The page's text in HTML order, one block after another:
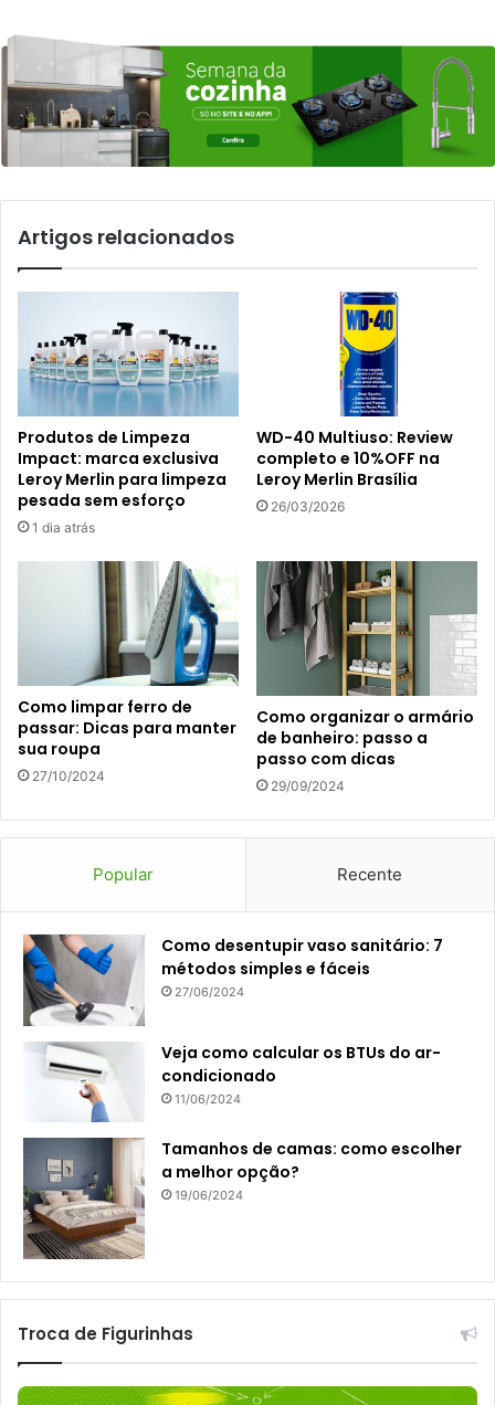
Artigos relacionados
Produtos de Limpeza
Impact: marca exclusiva
Leroy Merlin para limpeza
pesada sem esforço
1 dia atrás
WD-40 Multiuso: Review
completo e 10%OFF na
Leroy Merlin Brasília
26/03/2026
Como limpar ferro de
passar: Dicas para manter
sua roupa
27/10/2024
Como organizar o armário
de banheiro: passo a
passo com dicas
29/09/2024
Popular Recente
Como desentupir vaso sanitário: 7
métodos simples e fáceis
27/06/2024
Veja como calcular os BTUs do ar-
condicionado
11/06/2024
Tamanhos de camas: como escolher
a melhor opção?
19/06/2024
Troca de Figurinhas